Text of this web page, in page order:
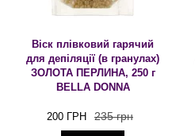
Віск плівковий гарячий
для депіляції (в гранулах)
ЗОЛОТА ПЕРЛИНА, 250 г
BELLA DONNA
200 ГРН 235 грн